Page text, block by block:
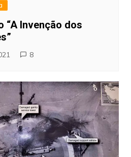
“A Invenção dos
8